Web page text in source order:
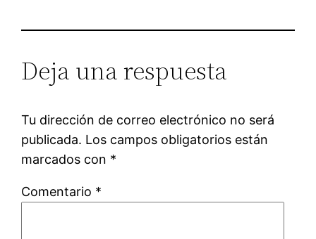
Deja una respuesta
Tu dirección de correo electrónico no será
publicada. Los campos obligatorios están
marcados con *
Comentario *